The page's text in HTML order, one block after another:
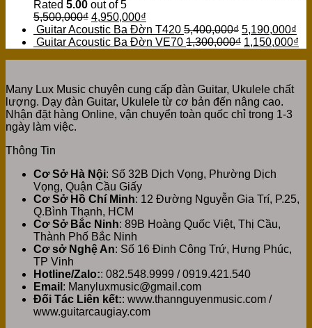
Rated 5.00 out of 5
5,500,000₫ 4,950,000₫
Guitar Acoustic Ba Đờn T420 5,400,000₫ 5,190,000₫
Guitar Acoustic Ba Đờn VE70 1,300,000₫ 1,150,000₫
Many Lux Music chuyên cung cấp đàn Guitar, Ukulele chất
lượng. Dạy đàn Guitar, Ukulele từ cơ bản đến nâng cao.
Nhận đặt hàng Online, vận chuyển toàn quốc chỉ trong 1-3
ngày làm việc.
Thông Tin
Cơ Sở Hà Nội: Số 32B Dịch Vọng, Phường Dịch
Vọng, Quận Cầu Giấy
Cơ Sở Hồ Chí Minh: 12 Đường Nguyễn Gia Trí, P.25,
Q.Bình Thạnh, HCM
Cơ Sở Bắc Ninh: 89B Hoàng Quốc Việt, Thị Cầu,
Thành Phố Bắc Ninh
Cơ sở Nghệ An: Số 16 Đinh Công Trứ, Hưng Phúc,
TP Vinh
Hotline/Zalo:: 082.548.9999 / 0919.421.540
Email : Manyluxmusic@gmail.com
Đối Tác Liên kết:: www.thannguyenmusic.com /
www.guitarcaugiay.com